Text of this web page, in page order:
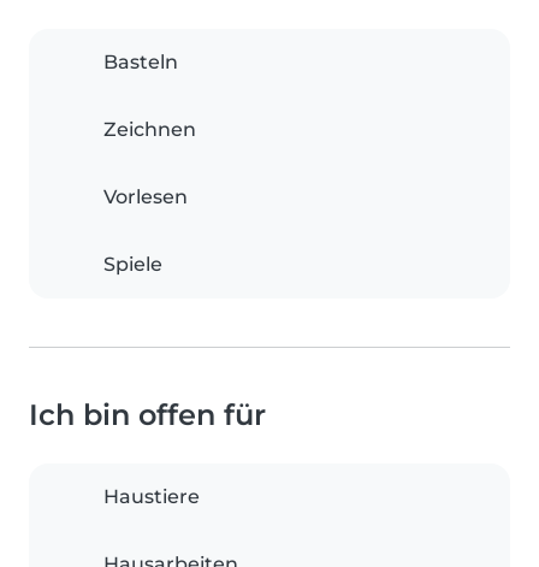
Basteln
Zeichnen
Vorlesen
Spiele
Ich bin offen für
Haustiere